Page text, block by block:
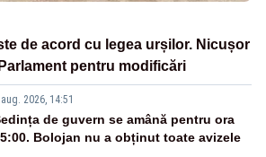
de acord cu legea urșilor. Nicușor
pentru modificări
2026, 14:51
de guvern se amână pentru ora
Bolojan nu a obținut toate avizele